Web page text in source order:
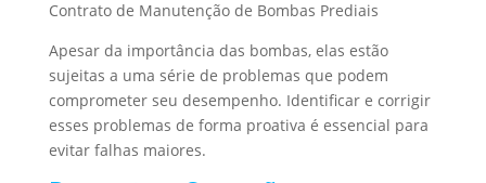
Contrato de Manutenção de Bombas Prediais
Apesar da importância das bombas, elas estão
sujeitas a uma série de problemas que podem
comprometer seu desempenho. Identificar e corrigir
esses problemas de forma proativa é essencial para
evitar falhas maiores.